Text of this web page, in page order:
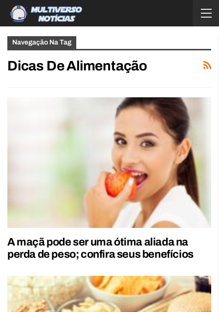
Navegação Na Tag
Dicas De Alimentação
A maçã pode ser uma ótima aliada na
perda de peso; confira seus benefícios